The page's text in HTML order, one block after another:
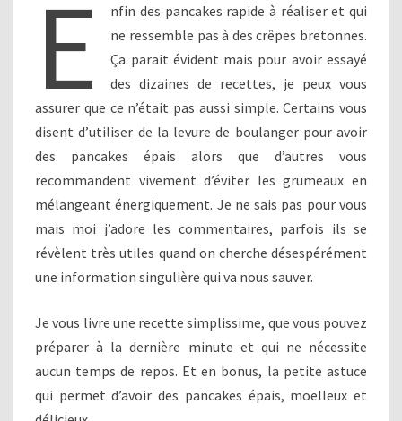
E
nfin des pancakes rapide à réaliser et qui
ne ressemble pas à des crêpes bretonnes.
Ça parait évident mais pour avoir essayé
des dizaines de recettes, je peux vous
assurer que ce n’était pas aussi simple. Certains vous
disent d’utiliser de la levure de boulanger pour avoir
des pancakes épais alors que d’autres vous
recommandent vivement d’éviter les grumeaux en
mélangeant énergiquement. Je ne sais pas pour vous
mais moi j’adore les commentaires, parfois ils se
révèlent très utiles quand on cherche désespérément
une information singulière qui va nous sauver.
Je vous livre une recette simplissime, que vous pouvez
préparer à la dernière minute et qui ne nécessite
aucun temps de repos. Et en bonus, la petite astuce
qui permet d’avoir des pancakes épais, moelleux et